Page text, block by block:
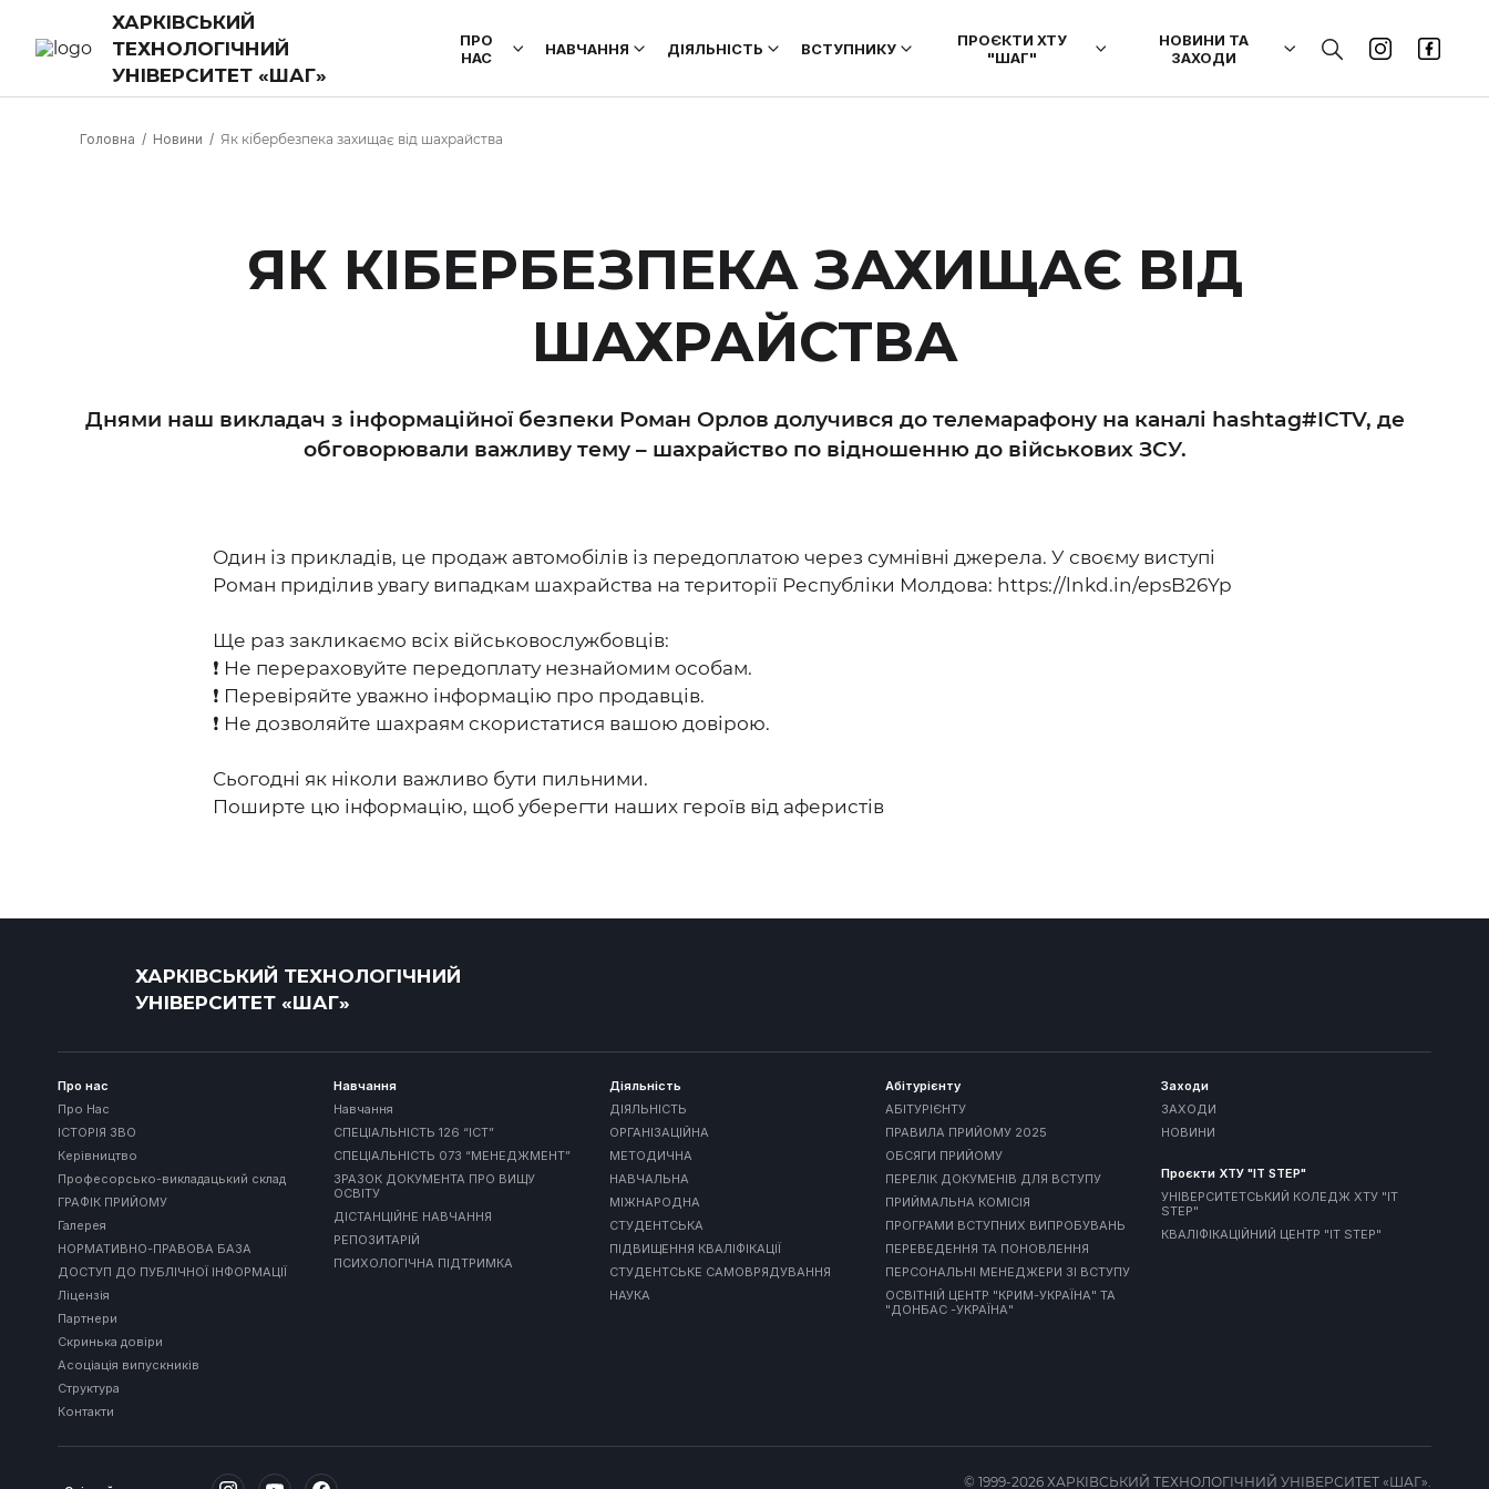
ХАРКІВСЬКИЙ
ТЕХНОЛОГІЧНИЙ
УНІВЕРСИТЕТ «ШАГ»
ПРО
НАС
НАВЧАННЯ ДІЯЛЬНІСТЬ ВСТУПНИКУ
ПРОЄКТИ ХТУ
"ШАГ"
НОВИНИ ТА
ЗАХОДИ
Головна Новини Як кібербезпека захищає від шахрайства
ЯК КІБЕРБЕЗПЕКА ЗАХИЩАЄ ВІД
ШАХРАЙСТВА
Днями наш викладач з інформаційної безпеки Роман Орлов долучився до телемарафону на каналі hashtag#ICTV, де
обговорювали важливу тему – шахрайство по відношенню до військових ЗСУ.
Один із прикладів, це продаж автомобілів із передоплатою через сумнівні джерела. У своєму виступі
Роман приділив увагу випадкам шахрайства на території Республіки Молдова: https://lnkd.in/epsB26Yp
Ще раз закликаємо всіх військовослужбовців:
❗️ Не перераховуйте передоплату незнайомим особам.
❗️ Перевіряйте уважно інформацію про продавців.
❗️ Не дозволяйте шахраям скористатися вашою довірою.
Сьогодні як ніколи важливо бути пильними.
Поширте цю інформацію, щоб уберегти наших героїв від аферистів
ХАРКІВСЬКИЙ ТЕХНОЛОГІЧНИЙ
УНІВЕРСИТЕТ «ШАГ»
Про нас
Про Нас
ІСТОРІЯ ЗВО
Керівництво
Професорсько-викладацький склад
ГРАФІК ПРИЙОМУ
Галерея
НОРМАТИВНО-ПРАВОВА БАЗА
ДОСТУП ДО ПУБЛІЧНОЇ ІНФОРМАЦІЇ
Ліцензія
Партнери
Скринька довіри
Асоціація випускників
Структура
Контакти
Навчання
Навчання
СПЕЦІАЛЬНІСТЬ 126 “ІСТ”
СПЕЦІАЛЬНІСТЬ 073 “МЕНЕДЖМЕНТ”
ЗРАЗОК ДОКУМЕНТА ПРО ВИЩУ
ОСВІТУ
ДІСТАНЦІЙНЕ НАВЧАННЯ
РЕПОЗИТАРІЙ
ПСИХОЛОГІЧНА ПІДТРИМКА
Діяльність
ДІЯЛЬНІСТЬ
ОРГАНІЗАЦІЙНА
МЕТОДИЧНА
НАВЧАЛЬНА
МІЖНАРОДНА
СТУДЕНТСЬКА
ПІДВИЩЕННЯ КВАЛІФІКАЦІЇ
СТУДЕНТСЬКЕ САМОВРЯДУВАННЯ
НАУКА
Абітурієнту
АБІТУРІЄНТУ
ПРАВИЛА ПРИЙОМУ 2025
ОБСЯГИ ПРИЙОМУ
ПЕРЕЛІК ДОКУМЕНІВ ДЛЯ ВСТУПУ
ПРИЙМАЛЬНА КОМІСІЯ
ПРОГРАМИ ВСТУПНИХ ВИПРОБУВАНЬ
ПЕРЕВЕДЕННЯ ТА ПОНОВЛЕННЯ
ПЕРСОНАЛЬНІ МЕНЕДЖЕРИ ЗІ ВСТУПУ
ОСВІТНІЙ ЦЕНТР "КРИМ-УКРАЇНА" ТА
"ДОНБАС -УКРАЇНА"
Заходи
ЗАХОДИ
НОВИНИ
Проєкти ХТУ "IT STEP"
УНІВЕРСИТЕТСЬКИЙ КОЛЕДЖ ХТУ "IT
STEP"
КВАЛІФІКАЦІЙНИЙ ЦЕНТР "IT STEP"
© 1999-2026 ХАРКІВСЬКИЙ ТЕХНОЛОГІЧНИЙ УНІВЕРСИТЕТ «ШАГ».